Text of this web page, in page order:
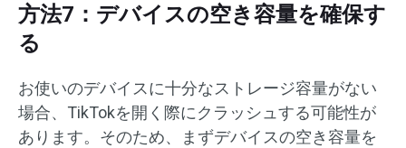
方法7：デバイスの空き容量を確保す
る
お使いのデバイスに十分なストレージ容量がない
場合、TikTokを開く際にクラッシュする可能性が
あります。そのため、まずデバイスの空き容量を